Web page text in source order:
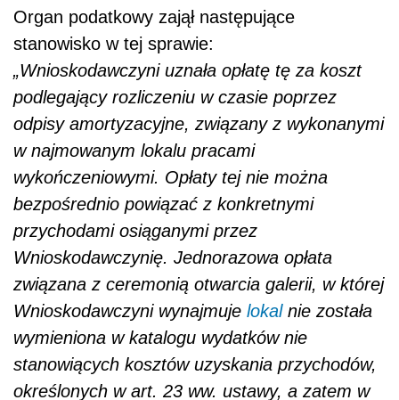
Organ podatkowy zajął następujące
stanowisko w tej sprawie:
„Wnioskodawczyni uznała opłatę tę za koszt
podlegający rozliczeniu w czasie poprzez
odpisy amortyzacyjne, związany z wykonanymi
w najmowanym lokalu pracami
wykończeniowymi. Opłaty tej nie można
bezpośrednio powiązać z konkretnymi
przychodami osiąganymi przez
Wnioskodawczynię. Jednorazowa opłata
związana z ceremonią otwarcia galerii, w której
Wnioskodawczyni wynajmuje lokalnie została
wymieniona w katalogu wydatków nie
stanowiących kosztów uzyskania przychodów,
określonych w art. 23 ww. ustawy, a zatem w